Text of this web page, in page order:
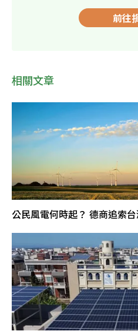
前往
相關文章
公民風電何時起？ 德商追索